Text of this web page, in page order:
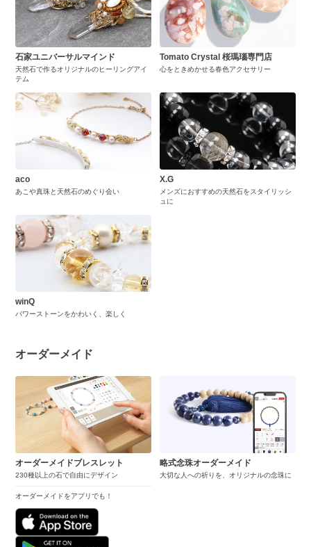
石家ユニバーサルマインド
天然石で作るオリジナルのヒーリングアイ
テム
Tomato Crystal 桜瑪瑙専門店
心をときめかせる春色アクセサリー
aco
あこや真珠と天然石のめぐり会い
X.G
メンズにおすすめの天然石をスタイリッシ
ュに
winQ
パワーストーンをかわいく、楽しく
オーダーメイド
オーダーメイドブレスレット
230種以上の石で自由にデザイン
オーダーメイドをアプリでも！
略式念珠オーダーメイド
大切な人への祈りを、オリジナルの念珠に